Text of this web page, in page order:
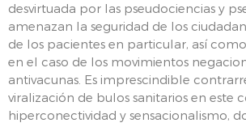
desvirtuada por las pseudociencias y
amenazan la seguridad de los
de los pacientes en particular, así
en el caso de los movimientos
antivacunas. Es imprescindible
viralización de bulos sanitarios en este
hiperconectividad y sensacionalismo,